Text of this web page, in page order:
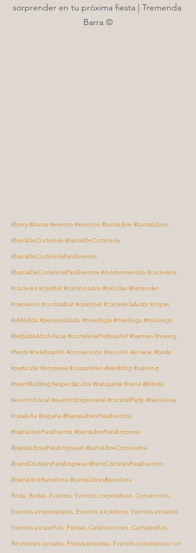
sorprender en tu próxima fiesta | Tremenda
Barra ©
#barra #barras #evento #eventos #barraLibre #barrasLibres
#barraDeCoctelería #barrasDeCoctelería
#barraDeCocteleríaParaEventos
#barrasDeCocteleríaParaEventos #mástremendos #coctelería
#cócteles #cocktail #combinados #bebidas #bartender
#camarero #cocktailbar #openbar #cocteleríaAutor #copas
#aMedida #personalizado #mixología #mixólogo #mixóloga
#bebidasAlcohólicas #cocteleríaProfesional #barman #mixing
#fiesta #celebración #convención #reunión #enlace #boda
#particular #empresa #corporativo #wedding #catering
#teamBuilding #espectáculos #banquete #cena #brindis
#eventoSocial #eventoEmpresarial #cocktailParty #barcelona
#cataluña #españa #barrasLibresParaEventos
#barraLibreParaEvento #barraLibreParaEmpresa
#barrasLibresParaEmpresas #barraLibreCorporativa
#barraCóctelesParaEmpresa #barraCóctelesParaEventos
#barraLibreBarcelona #barrasLibresBarcelona
Boda, Bodas, Eventos, Eventos corporativos, Convención,
Eventos empresariales, Eventos exclusivos, Eventos privados,
Eventos pequeños, Fiestas, Celebraciones, Cumpleaños,
Reuniones sociales, Fiestas privadas, Eventos corporativos con